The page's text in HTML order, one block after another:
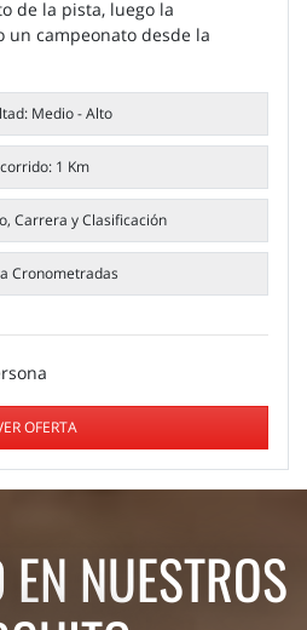
de la pista, luego la
campeonato desde la
Medio - Alto
1 Km
Carrera y Clasificación
Cronometradas
OFERTA
NUESTROS